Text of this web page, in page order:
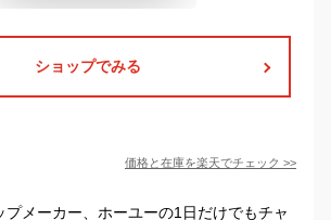
ショップでみる
価格と在庫を楽天でチェック >>
プメーカー、ホーユーの1日だけでもチャ